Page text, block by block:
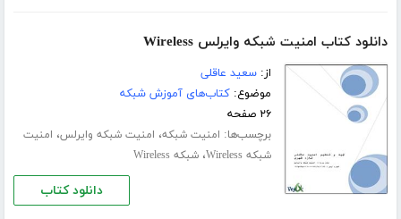
دانلود کتاب امنیت شبکه وایرلس Wireless
از:سعید عاقلی
موضوع:کتاب‌های آموزش شبکه
۲۶ صفحه
برچسب‌ها: امنیت شبکه، امنیت شبکه وایرلس، امنیت
شبکه Wireless
،شبکه Wireless
دانلود کتاب